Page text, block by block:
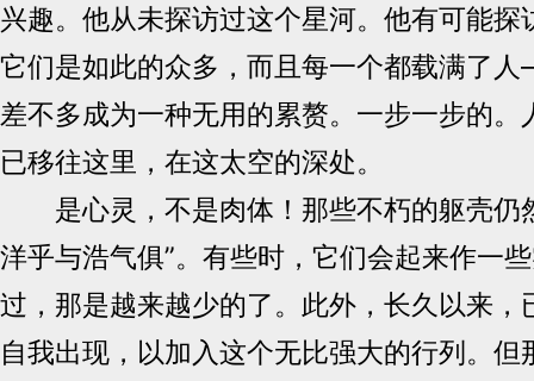
兴趣。他从未探访过这个星河。他有可能探
它们是如此的众多，而且每一个都载满了
差不多成为一种无用的累赘。一步一步的。
已移往这里，在这太空的深处。
是心灵，不是肉体！那些不朽的躯壳仍
洋乎与浩气俱”。有些时，它们会起来作一
过，那是越来越少的了。此外，长久以来，
自我出现，以加入这个无比强大的行列。但